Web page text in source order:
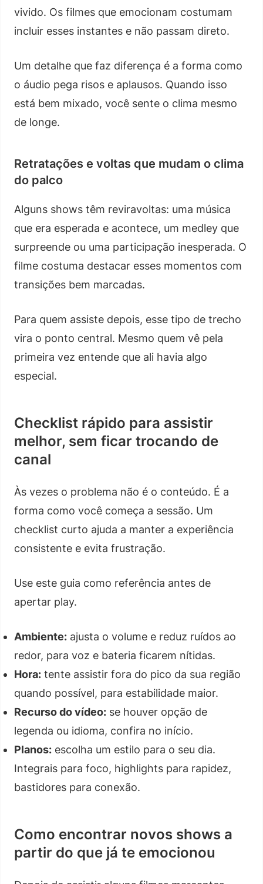
vivido. Os filmes que emocionam costumam
incluir esses instantes e não passam direto.
Um detalhe que faz diferença é a forma como
o áudio pega risos e aplausos. Quando isso
está bem mixado, você sente o clima mesmo
de longe.
Retratações e voltas que mudam o clima
do palco
Alguns shows têm reviravoltas: uma música
que era esperada e acontece, um medley que
surpreende ou uma participação inesperada. O
filme costuma destacar esses momentos com
transições bem marcadas.
Para quem assiste depois, esse tipo de trecho
vira o ponto central. Mesmo quem vê pela
primeira vez entende que ali havia algo
especial.
Checklist rápido para assistir
melhor, sem ficar trocando de
canal
Às vezes o problema não é o conteúdo. É a
forma como você começa a sessão. Um
checklist curto ajuda a manter a experiência
consistente e evita frustração.
Use este guia como referência antes de
apertar play.
Ambiente: ajusta o volume e reduz ruídos ao
redor, para voz e bateria ficarem nítidas.
Hora: tente assistir fora do pico da sua região
quando possível, para estabilidade maior.
Recurso do vídeo: se houver opção de
legenda ou idioma, confira no início.
Planos: escolha um estilo para o seu dia.
Integrais para foco, highlights para rapidez,
bastidores para conexão.
Como encontrar novos shows a
partir do que já te emocionou